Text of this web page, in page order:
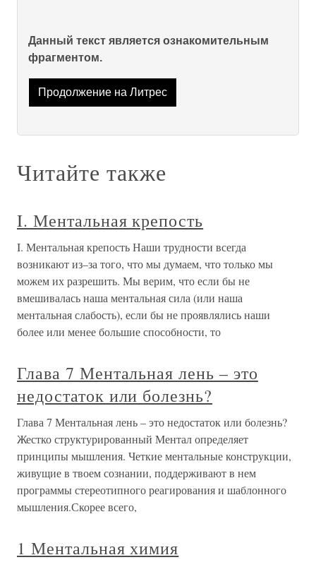
Данный текст является ознакомительным
фрагментом.
Продолжение на Литрес
Читайте также
I. Ментальная крепость
I. Ментальная крепость Наши трудности всегда
возникают из–за того, что мы думаем, что только мы
можем их разрешить. Мы верим, что если бы не
вмешивалась наша ментальная сила (или наша
ментальная слабость), если бы не проявлялись наши
более или менее большие способности, то
Глава 7 Ментальная лень – это
недостаток или болезнь?
Глава 7 Ментальная лень – это недостаток или болезнь?
Жестко структурированный Ментал определяет
принципы мышления. Четкие ментальные конструкции,
живущие в твоем сознании, поддерживают в нем
программы стереотипного реагирования и шаблонного
мышления.Скорее всего,
1 Ментальная химия